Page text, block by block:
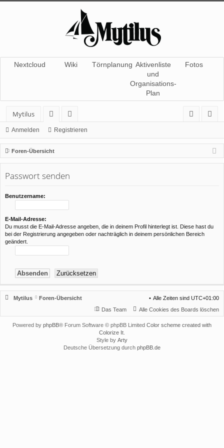
Nextcloud Wiki Törnplanung Aktivenliste
und
Organisations-
Plan
Fotos
Mytilus
or
en
itg
lie
de
r
m
el
ist
rie
Anmelden Registrieren
Foren-Übersicht
Passwort senden
Benutzername:
E-Mail-Adresse:
Du musst die E-Mail-Adresse angeben, die in deinem Profil hinterlegt ist. Diese hast du
bei der Registrierung angegeben oder nachträglich in deinem persönlichen Bereich
geändert.
Mytilus Foren-Übersicht Alle Zeiten sind UTC+01:00
Alle Cookies des Boards löschen
Das Team
Powered by phpBB® Forum Software © phpBB Limited Color scheme created with
Colorize It
Style by Arty
Deutsche Übersetzung durch phpBB.de